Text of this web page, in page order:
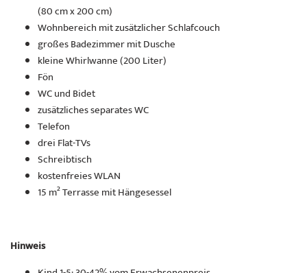
(80 cm x 200 cm)
Wohnbereich mit zusätzlicher Schlafcouch
großes Badezimmer mit Dusche
kleine Whirlwanne (200 Liter)
Fön
WC und Bidet
zusätzliches separates WC
Telefon
drei Flat-TVs
Schreibtisch
kostenfreies WLAN
15 m² Terrasse mit Hängesessel
Hinweis